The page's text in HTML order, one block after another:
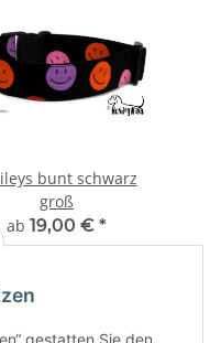
bunt schwarz
groß
ab 19,00 € *